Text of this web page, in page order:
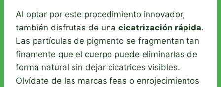
Al optar por este procedimiento innovador,
también disfrutas de una cicatrización rápida.
Las partículas de pigmento se fragmentan tan
finamente que el cuerpo puede eliminarlas de
forma natural sin dejar cicatrices visibles.
Olvídate de las marcas feas o enrojecimientos